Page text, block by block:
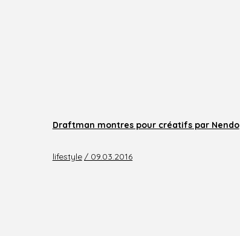
Draftman montres pour créatifs par Nendo
lifestyle / 09.03.2016